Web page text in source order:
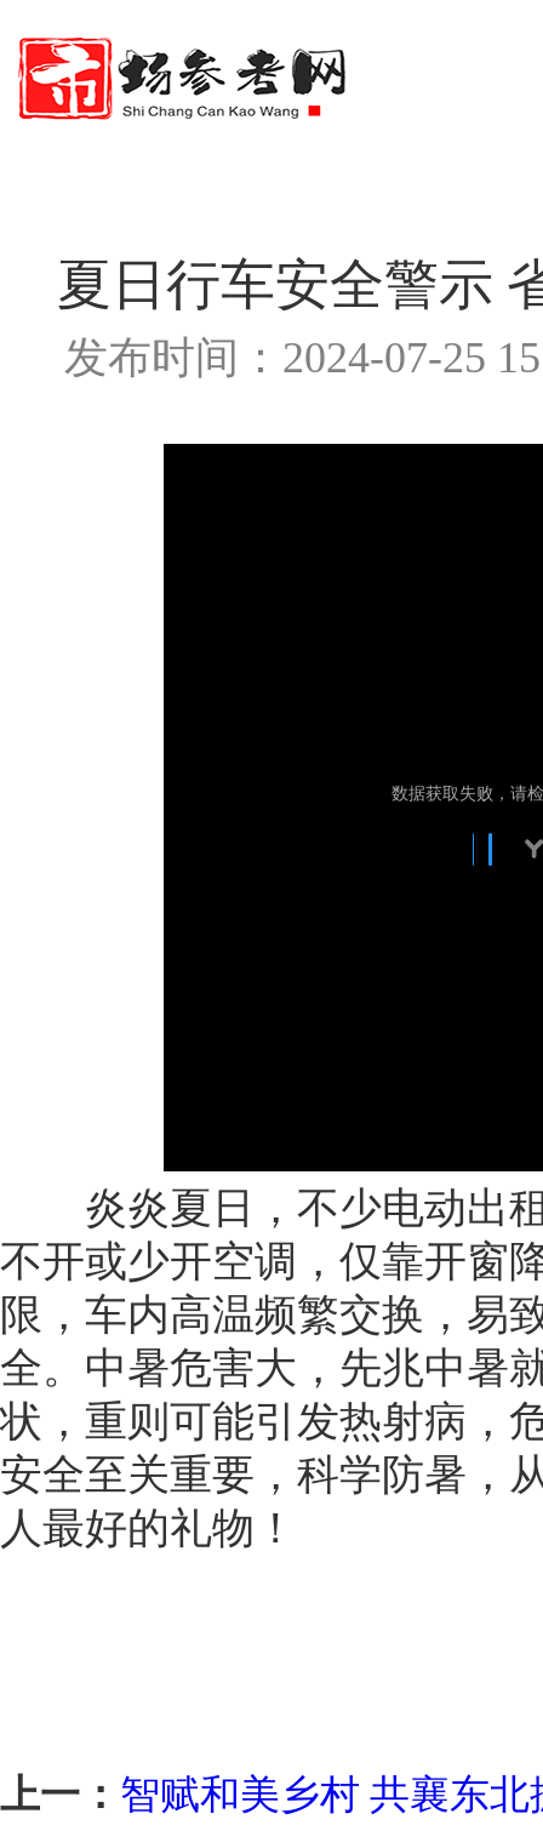
夏日行车安全警示
发布时间：2024-07-25
炎炎夏日，不少电动出
不开或少开空调，仅靠开窗
限，车内高温频繁交换，易
全。中暑危害大，先兆中暑
状，重则可能引发热射病，
安全至关重要，科学防暑，
人最好的礼物！
上一： 智赋和美乡村 共襄东